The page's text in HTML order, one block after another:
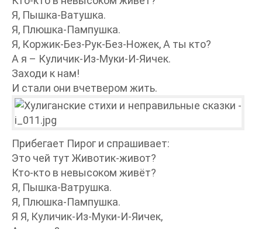
Я, Пышка-Ватушка.
Я, Плюшка-Пампушка.
Я, Коржик-Без-Рук-Без-Ножек, А ты кто?
А я – Куличик-Из-Муки-И-Яичек.
Заходи к нам!
И стали они вчетвером жить.
Прибегает Пирог и спрашивает:
Это чей тут Животик-живот?
Кто-кто в невысоком живёт?
Я, Пышка-Ватрушка.
Я, Плюшка-Пампушка.
Я Я, Куличик-Из-Муки-И-Яичек,